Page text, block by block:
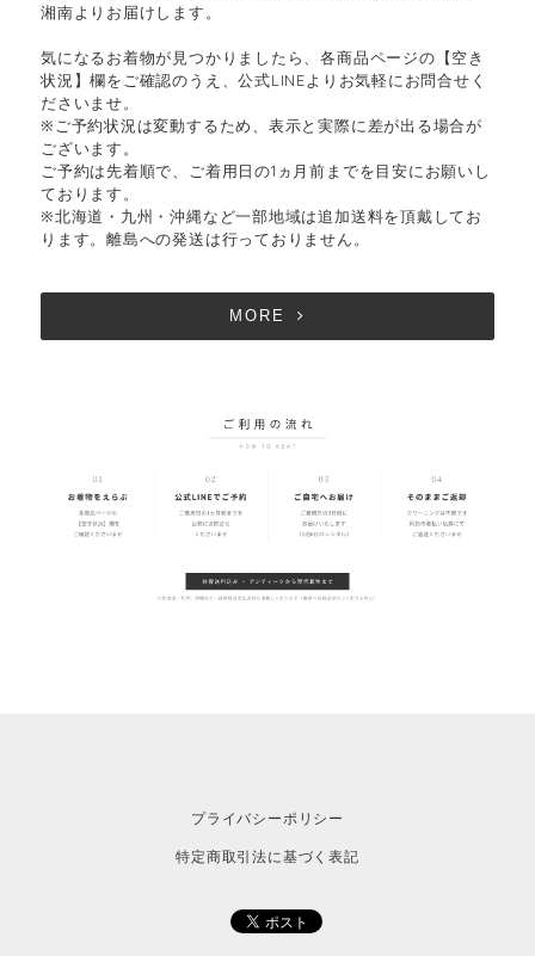
湘南よりお届けします。
気になるお着物が見つかりましたら、各商品ページの【空き
状況】欄をご確認のうえ、公式LINEよりお気軽にお問合せく
ださいませ。
※ご予約状況は変動するため、表示と実際に差が出る場合が
ございます。
ご予約は先着順で、ご着用日の1ヵ月前までを目安にお願いし
ております。
※北海道・九州・沖縄など一部地域は追加送料を頂戴してお
ります。離島への発送は行っておりません。
MORE
プライバシーポリシー
特定商取引法に基づく表記